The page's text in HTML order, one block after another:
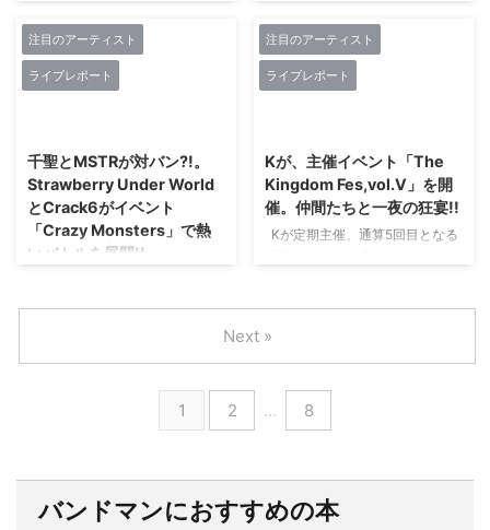
くすたぁネ申の最初のライブま
で、前半部の様子をお届けした
い。 ドリフトエンジェル
ルで登場。演奏時間がGO!GO!
(55)分というのも洒落ているじゃ
ない ...
最新シングル『疑心暗鬼』も好
調。FullMooNが、結成7周年とヴ
ォーカルねねの誕生日を祝う主催
を舞台に行った。出演したのは、
FullMooNを筆頭に、Risky
Melody/愛沢絢夏/MARKET
SHOP STORE/キャンディホリッ
とした最新作にして最高傑作『組
曲「狂王」』を手に、Dが行った
東名阪ツアー「D 16th
4/17 SHIBUYA TSUTAYA O-
EAST公演の模様をここにレポー
ト!! ライブは、雄々しき姿のも
と玉座に鎮座する王がその権威を
注目のアーティスト
ライブレポート
千聖とMSTRが対バン?!。
Strawberry Under World
とCrack6がイベント
「Crazy Monsters」で熱
いバトルを展開!!
画 2019〜Crack6 VS SUW」を
行った。何時もの「Crazy
Monsters」は、Crack6を中心に
多種多彩なバンドたちがイベント
「VS」と名付けたように2マンス
タイル。しかも、Crack6の対バ
ン相手は、千聖がプロデュースを
注目のアーティスト
ライブレポート
Kが、主催イベント「The
Kingdom Fes,vol.V」を開
催。仲間たちと一夜の狂宴!!
Kが定期主催、通算5回目となる
イベントの模様を、ここにお伝え
しよう。 KHRYST＋ Kと
は、かつて先輩バンドだった
SCREWのBYOとJINがメンバー
でもあるKHRYST＋が、イベント
厳で重厚な音へ導かれKHRYST＋
のメンバーらが姿を現した。
1 2 … 8
Next »
バンドマンにおすすめの本